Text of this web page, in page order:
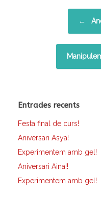
←
Entrades recents
Festa final de curs!
Aniversari Asya!
Experimentem amb gel!
Aniversari Aina!!
Experimentem amb gel!